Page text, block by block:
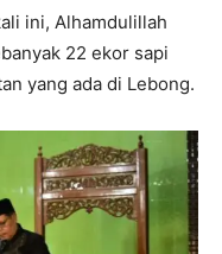
ini, Alhamdulillah
22 ekor sapi
yang ada di Lebong.